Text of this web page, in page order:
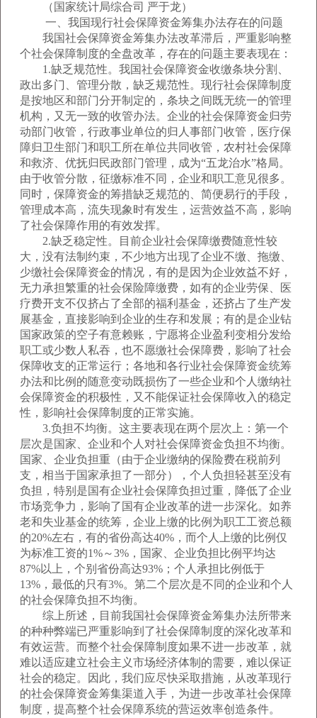
（国家统计局综合司 严于龙）
一、我国现行社会保障资金筹集办法存在的问题
我国社会保障资金筹集办法改革滞后，严重影响整
个社会保障制度的全盘改革，存在的问题主要表现在：
1.缺乏规范性。我国社会保障资金收缴条块分割、
政出多门、管理分散，缺乏规范性。现行社会保障制度
是按地区和部门分开制定的，条块之间既无统一的管理
机构，又无一致的收管办法。企业的社会保障资金归劳
动部门收管，行政事业单位的归人事部门收管，医疗保
障归卫生部门和职工所在单位共同收管，农村社会保障
和救济、优抚归民政部门管理，成为“五龙治水”格局。
由于收管分散，征缴标准不同，企业和职工意见很多。
同时，保障资金的筹措缺乏规范的、简便易行的手段，
管理成本高，流失现象时有发生，运营效益不高，影响
了社会保障作用的有效发挥。
2.缺乏稳定性。目前企业社会保障缴费随意性较
大，没有法制约束，不少地方出现了企业不缴、拖缴、
少缴社会保障资金的情况，有的是因为企业效益不好，
无力承担繁重的社会保险障缴费，如有的企业劳保、医
疗费开支不仅挤占了全部的福利基金，还挤占了生产发
展基金，直接影响到企业的生存和发展；有的是企业钻
国家政策的空子有意赖账，宁愿将企业盈利变相分发给
职工或少数人私吞，也不愿缴社会保障费，影响了社会
保障收支的正常运行；各地和各行业社会保障资金统筹
办法和比例的随意变动既损伤了一些企业和个人缴纳社
会保障资金的积极性，又不能保证社会保障收入的稳定
性，影响社会保障制度的正常实施。
3.负担不均衡。这主要表现在两个层次上：第一个
层次是国家、企业和个人对社会保障资金负担不均衡。
国家、企业负担重（由于企业缴纳的保险费在税前列
支，相当于国家承担了一部分），个人负担轻甚至没有
负担，特别是国有企业社会保障负担过重，降低了企业
市场竞争力，影响了国有企业改革的进一步深化。如养
老和失业基金的统筹，企业上缴的比例为职工工资总额
的20%左右，有的省份高达40%，而个人上缴的比例仅
为标准工资的1%～3%，国家、企业负担比例平均达
87%以上，个别省份高达93%；个人承担比例低于
13%，最低的只有3%。第二个层次是不同的企业和个人
的社会保障负担不均衡。
综上所述，目前我国社会保障资金筹集办法所带来
的种种弊端已严重影响到了社会保障制度的深化改革和
有效运营。而整个社会保障制度如果不进一步改革，就
难以适应建立社会主义市场经济体制的需要，难以保证
社会的稳定。因此，我们应尽快采取措施，从改革现行
的社会保障资金筹集渠道入手，为进一步改革社会保障
制度，提高整个社会保障系统的营运效率创造条件。